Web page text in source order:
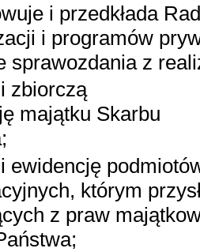
i przedkłada
i programów
sprawozdania z
zbiorczą
majątku Skarbu
ewidencję
którym
z praw